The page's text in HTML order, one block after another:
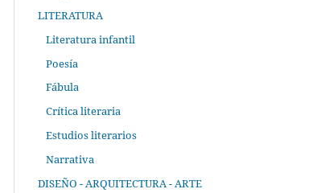
LITERATURA
Literatura infantil
Poesía
Fábula
Crítica literaria
Estudios literarios
Narrativa
DISEÑO - ARQUITECTURA - ARTE